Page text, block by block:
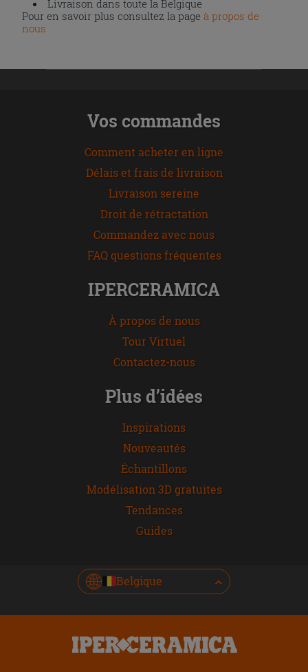
Livraison dans toute la Belgique
Pour en savoir plus consultez la page à propos de
nous
Vos commandes
Comment acheter en ligne
Délais et frais de livraison
Livraison sereine
Droit de rétractation
Commandez avec nous
FAQ questions fréquentes
IPERCERAMICA
À propos de nous
Tour Virtuel
Contactez-nous
Plus d’idées
Inspirations
Nouveautés
Échantillons
Modélisation 3D gratuites
Tendances
Guides
Belgique